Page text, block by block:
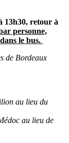
13h30, retour à
personne,
le bus.
de Bordeaux
au lieu du
au lieu de